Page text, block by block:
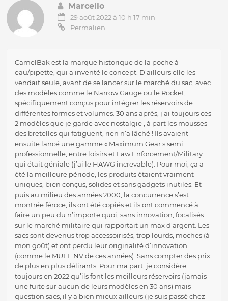
Marcello
29 août 2022 à 10 h 17 min
Permalien
CamelBak est la marque historique de la poche à
eau/pipette, qui a inventé le concept. D’ailleurs elle les
vendait seule, avant de se lancer sur le marché du sac, avec
des modèles comme le Narrow Gauge ou le Rocket,
spécifiquement conçus pour intégrer les réservoirs de
différentes formes et volumes. 30 ans après, j’ai toujours ces
2 modèles que je garde avec nostalgie , à part les mousses
des bretelles qui fatiguent, rien n’a lâché ! Ils avaient
ensuite lancé une gamme « Maximum Gear » semi
professionnelle, entre loisirs et Law Enforcement/Military
qui était géniale (j’ai le HAWG increvable). Pour moi, ça a
été la meilleure période, les produits étaient vraiment
uniques, bien conçus, solides et sans gadgets inutiles. Et
puis au milieu des années 2000, la concurrence s’est
montrée féroce, ils ont été copiés et ils ont commencé à
faire un peu du n’importe quoi, sans innovation, focalisés
sur le marché militaire qui rapportait un max d’argent. Les
sacs sont devenus trop accessoirisés, trop lourds, moches (à
mon goût) et ont perdu leur originalité d’innovation
(comme le MULE NV de ces années). Sans compter des prix
de plus en plus délirants. Pour ma part, je considère
toujours en 2022 qu’ils font les meilleurs réservoirs (jamais
une fuite sur aucun de leurs modèles en 30 ans) mais
question sacs, il y a bien mieux ailleurs (je suis passé chez